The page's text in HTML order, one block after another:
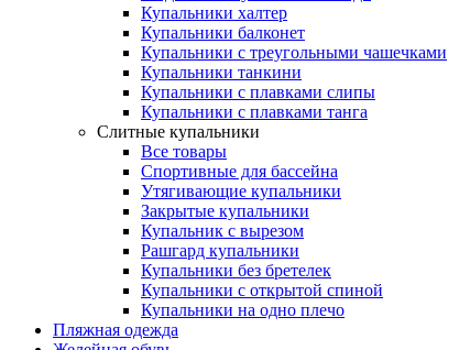
Купальники халтер
Купальники балконет
Купальники с треугольными чашечками
Купальники танкини
Купальники с плавками слипы
Купальники с плавками танга
Слитные купальники
Все товары
Спортивные для бассейна
Утягивающие купальники
Закрытые купальники
Купальник с вырезом
Рашгард купальники
Купальники без бретелек
Купальники с открытой спиной
Купальники на одно плечо
Пляжная одежда